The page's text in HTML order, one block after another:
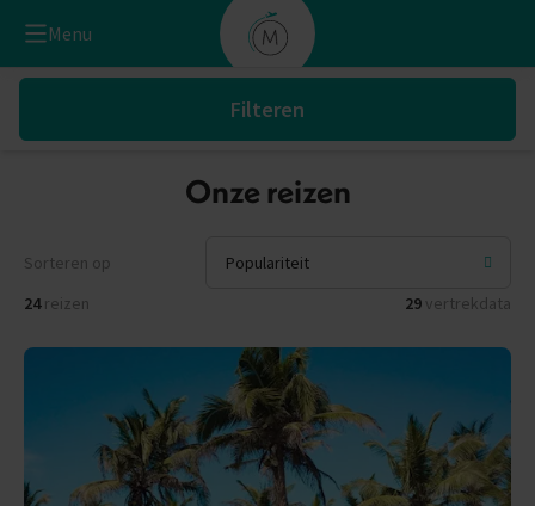
Menu
Filteren
Onze reizen
Sorteren op
24reizen 29 vertrekdata